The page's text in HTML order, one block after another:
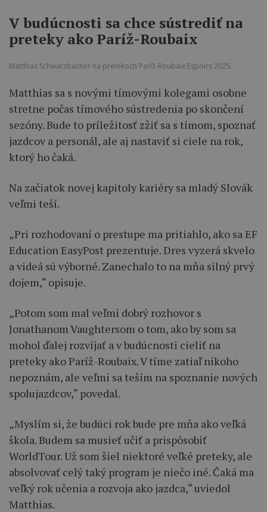
V budúcnosti sa chce sústrediť na
preteky ako Paríž-Roubaix
Matthias Schwarzbacher na pretekoch Paríž-Roubaix Espoirs 2025.
Matthias sa s novými tímovými kolegami osobne
stretne počas tímového sústredenia po skončení
sezóny. Bude to príležitosť zžiť sa s tímom, spoznať
jazdcov a personál, ale aj nastaviť si ciele na rok,
ktorý ho čaká.
Na začiatok novej kapitoly kariéry sa mladý Slovák
veľmi teší.
„Pri rozhodovaní o prestupe ma pritiahlo, ako sa EF
Education EasyPost prezentuje. Dres vyzerá skvelo
a videá sú výborné. Zanechalo to na mňa silný prvý
dojem,“ opisuje.
„Potom som mal veľmi dobrý rozhovor s
Jonathanom Vaughtersom o tom, ako by som sa
mohol ďalej rozvíjať a v budúcnosti cieliť na
preteky ako Paríž-Roubaix. V tíme zatiaľ nikoho
nepoznám, ale veľmi sa teším na spoznanie nových
spolujazdcov,“ povedal.
„Myslím si, že budúci rok bude pre mňa ako veľká
škola. Budem sa musieť učiť a prispôsobiť
WorldTour. Už som šiel niektoré veľké preteky, ale
absolvovať celý taký program je niečo iné. Čaká ma
veľký rok učenia a rozvoja ako jazdca,“ uviedol
Matthias.